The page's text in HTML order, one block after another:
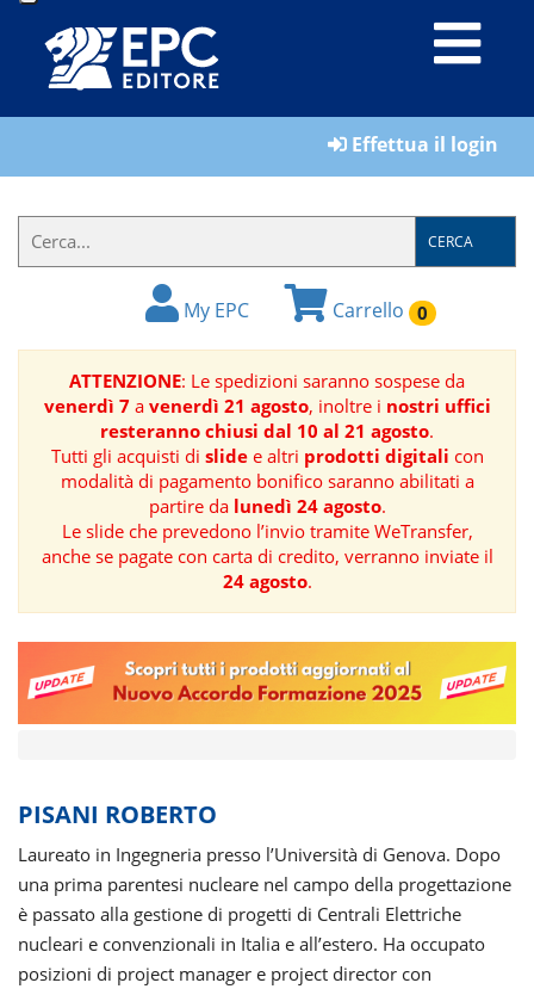
LIBRI
IL
FORMATORE
BOOK
RIVISTE
MANUALISTICA
SOFTWARE
AREE
TEMATICHE
Effettua il login
CERCA
My EPC Carrello 0
ATTENZIONE: Le spedizioni saranno sospese da
venerdì 7a venerdì 21 agosto, inoltre i nostri uffici
resteranno chiusi dal 10 al 21 agosto.
Tutti gli acquisti di slidee altri prodotti digitali con
modalità di pagamento bonifico saranno abilitati a
partire da lunedì 24 agosto.
Le slide che prevedono l’invio tramite WeTransfer,
anche se pagate con carta di credito, verranno inviate il
24 agosto.
PISANI ROBERTO
Laureato in Ingegneria presso l’Università di Genova. Dopo
una prima parentesi nucleare nel campo della progettazione
è passato alla gestione di progetti di Centrali Elettriche
nucleari e convenzionali in Italia e all’estero. Ha occupato
posizioni di project manager e project director con